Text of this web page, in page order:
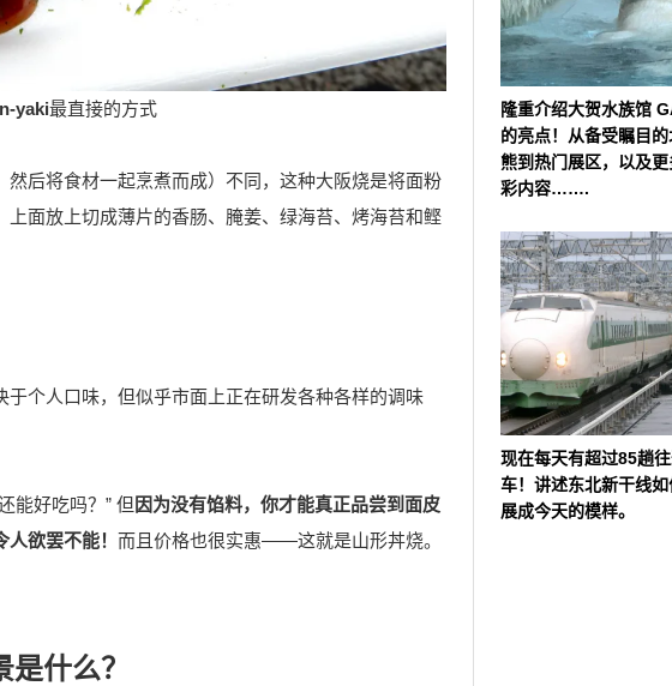
yaki最直接的方式
后将食材一起烹煮而成）不同，这种大阪烧是将面粉
面放上切成薄片的香肠、腌姜、绿海苔、烤海苔和鲣
个人口味，但似乎市面上正在研发各种各样的调味
能好吃吗？” 但 因为没有馅料，你才能真正品尝到面皮
欲罢不能！ 而且价格也很实惠——这就是山形丼烧。
什么？
隆重介绍大贺水族馆
的亮点！从备受瞩目
熊到热门展区，以及更
彩内容…….
现在每天有超过85趟往
车！讲述东北新干线如
展成今天的模样。